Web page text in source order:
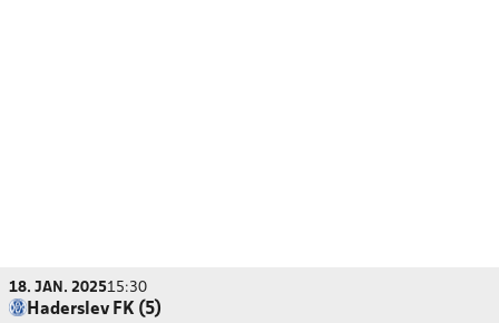
18. JAN. 202515:30
Haderslev FK (5)